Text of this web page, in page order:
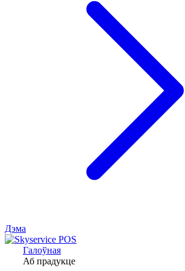
Дэма
Галоўная
Аб прадукце